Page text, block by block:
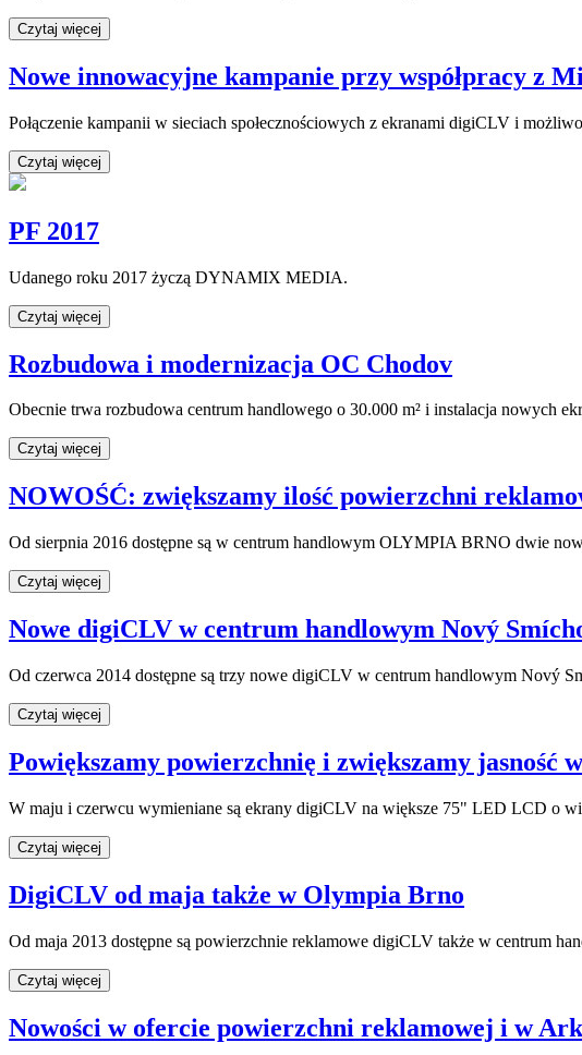
Czytaj więcej
Nowe innowacyjne kampanie przy współpracy z
Połączenie kampanii w sieciach społecznościowych z ekranami digiCLV i
Czytaj więcej
PF 2017
Udanego roku 2017 życzą DYNAMIX MEDIA.
Czytaj więcej
Rozbudowa i modernizacja OC Chodov
Obecnie trwa rozbudowa centrum handlowego o 30.000 m² i instalacja nowych
Czytaj więcej
NOWOŚĆ: zwiększamy ilość powierzchni
Od sierpnia 2016 dostępne są w centrum handlowym OLYMPIA BRNO dwie
Czytaj więcej
Nowe digiCLV w centrum handlowym Nový
Od czerwca 2014 dostępne są trzy nowe digiCLV w centrum handlowym Nový
Czytaj więcej
Powiększamy powierzchnię i zwiększamy jasność
W maju i czerwcu wymieniane są ekrany digiCLV na większe 75" LED LCD o
Czytaj więcej
DigiCLV od maja także w Olympia Brno
Od maja 2013 dostępne są powierzchnie reklamowe digiCLV także w centrum
Czytaj więcej
Nowości w ofercie powierzchni reklamowej i w